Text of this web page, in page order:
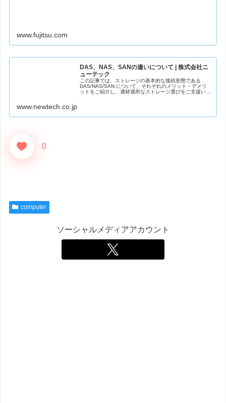
www.fujitsu.com
DAS、NAS、SANの違いについて | 株式会社ニ
ューテック
この記事では、ストレージの基本的な接続形態である
DAS/NAS/SAN について、それぞれのメリット・デメリ
ットをご紹介し、適材適所なストレージ選びをご支援いた
www.newtech.co.jp
0
computer
ソーシャルメディアアカウント